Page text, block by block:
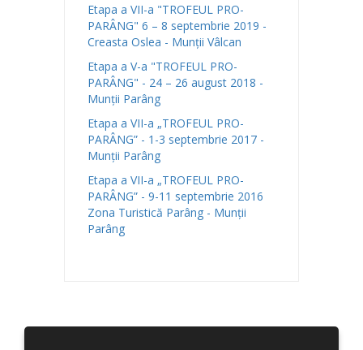
Etapa a VII-a "TROFEUL PRO-
PARÂNG" 6 – 8 septembrie 2019 -
Creasta Oslea - Munții Vâlcan
Etapa a V-a "TROFEUL PRO-
PARÂNG" - 24 – 26 august 2018 -
Munții Parâng
Etapa a VII-a „TROFEUL PRO-
PARÂNG” - 1-3 septembrie 2017 -
Munții Parâng
Etapa a VII-a „TROFEUL PRO-
PARÂNG” - 9-11 septembrie 2016
Zona Turistică Parâng - Munții
Parâng